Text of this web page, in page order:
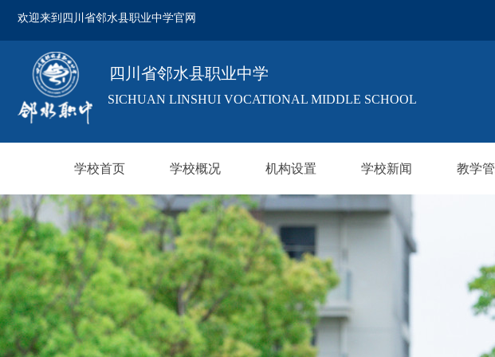
欢迎来到四川省邻水县职业中学官网
SICHUAN LINSHUI VOCATIONAL MIDDLE SCHOOL
四川省邻水县职业中学
学校首页 学校概况 机构设置 学校新闻 教学